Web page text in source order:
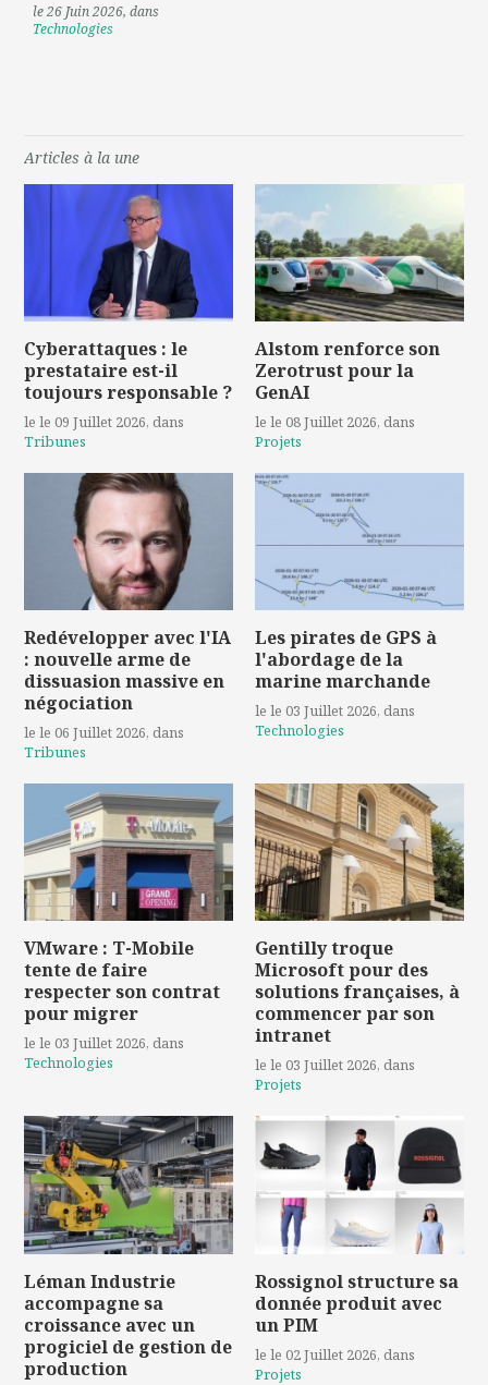
le 26 Juin 2026, dans
Technologies
Articles à la une
Cyberattaques : le
prestataire est-il
toujours responsable ?
le le 09 Juillet 2026, dans
Tribunes
Alstom renforce son
Zerotrust pour la
GenAI
le le 08 Juillet 2026, dans
Projets
Redévelopper avec l'IA
: nouvelle arme de
dissuasion massive en
négociation
le le 06 Juillet 2026, dans
Tribunes
Les pirates de GPS à
l'abordage de la
marine marchande
le le 03 Juillet 2026, dans
Technologies
VMware : T-Mobile
tente de faire
respecter son contrat
pour migrer
le le 03 Juillet 2026, dans
Technologies
Gentilly troque
Microsoft pour des
solutions françaises, à
commencer par son
intranet
le le 03 Juillet 2026, dans
Projets
Léman Industrie
accompagne sa
croissance avec un
progiciel de gestion de
production
Rossignol structure sa
donnée produit avec
un PIM
le le 02 Juillet 2026, dans
Projets